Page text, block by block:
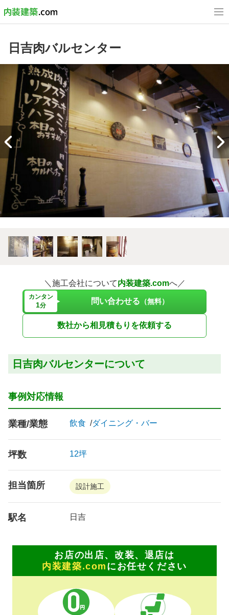
日吉肉バルセンター
＼施工会社について内装建築.comへ／
カンタン
1分 問い合わせる （無料）
数社から相見積もりを依頼する
日吉肉バルセンターについて
事例対応情報
業種/業態 飲食 ダイニング・バー
坪数 12坪
担当箇所 設計施工
駅名 日吉
お店の出店、改装、退店は
内装建築.com にお任せください